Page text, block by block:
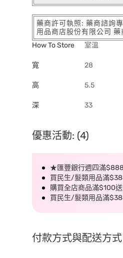
藥商許可執照: 藥商諮詢
用品商店股份有限公司
How To Store
室溫
寬 28
高 5.5
深 33
優惠活動: (4)
★匯豐銀行週四滿
買民生/髮類用品滿
購買全店商品滿$100
買民生/髮類用品滿
付款方式與配送方式